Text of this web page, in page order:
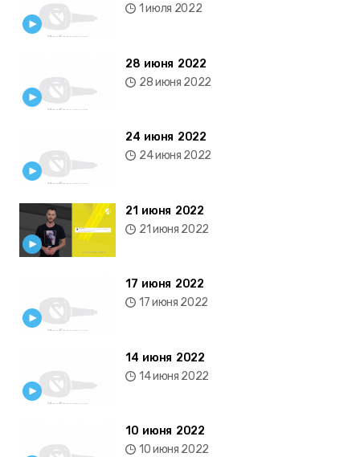
1 июля 2022
28 июня 2022
28 июня 2022
24 июня 2022
24 июня 2022
21 июня 2022
21 июня 2022
17 июня 2022
17 июня 2022
14 июня 2022
14 июня 2022
10 июня 2022
10 июня 2022